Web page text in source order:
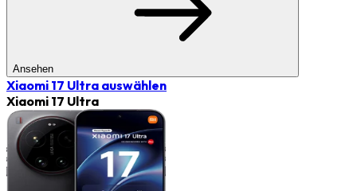
Ansehen
Xiaomi 17 Ultra auswählen
Xiaomi 17 Ultra